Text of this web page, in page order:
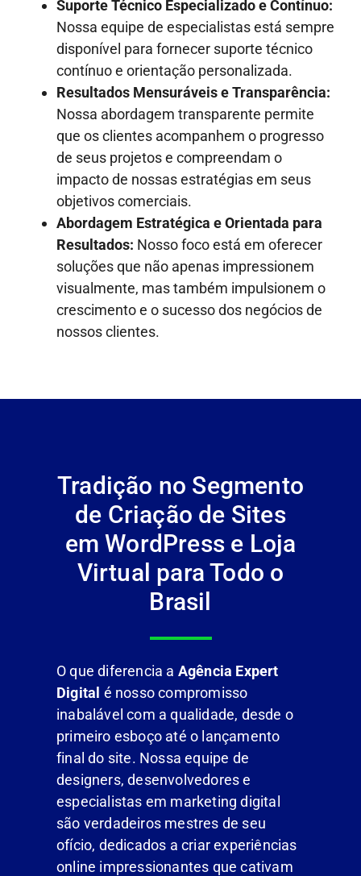
Suporte Técnico Especializado e Contínuo:
Nossa equipe de especialistas está sempre
disponível para fornecer suporte técnico
contínuo e orientação personalizada.
Resultados Mensuráveis e Transparência:
Nossa abordagem transparente permite
que os clientes acompanhem o progresso
de seus projetos e compreendam o
impacto de nossas estratégias em seus
objetivos comerciais.
Abordagem Estratégica e Orientada para
Resultados: Nosso foco está em oferecer
soluções que não apenas impressionem
visualmente, mas também impulsionem o
crescimento e o sucesso dos negócios de
nossos clientes.
Tradição no Segmento
de Criação de Sites
em WordPress e Loja
Virtual para Todo o
Brasil
O que diferencia a Agência Expert
Digital é nosso compromisso
inabalável com a qualidade, desde o
primeiro esboço até o lançamento
final do site. Nossa equipe de
designers, desenvolvedores e
especialistas em marketing digital
são verdadeiros mestres de seu
ofício, dedicados a criar experiências
online impressionantes que cativam